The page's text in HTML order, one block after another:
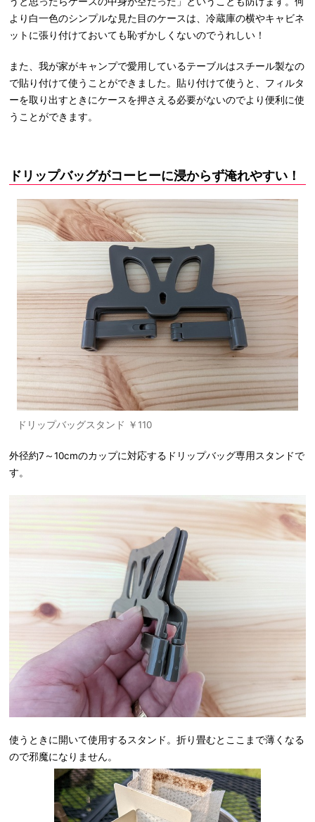
より白一色のシンプルな見た目のケースは、冷蔵庫の横やキャビネ
ットに張り付けておいても恥ずかしくないのでうれしい！
また、我が家がキャンプで愛用しているテーブルはスチール製なの
で貼り付けて使うことができました。貼り付けて使うと、フィルタ
ーを取り出すときにケースを押さえる必要がないのでより便利に使
うことができます。
ドリップバッグがコーヒーに浸からず淹れやすい！
ドリップバッグスタンド ￥110
外径約7～10cmのカップに対応するドリップバッグ専用スタンドで
す。
使うときに開いて使用するスタンド。折り畳むとここまで薄くなる
ので邪魔になりません。